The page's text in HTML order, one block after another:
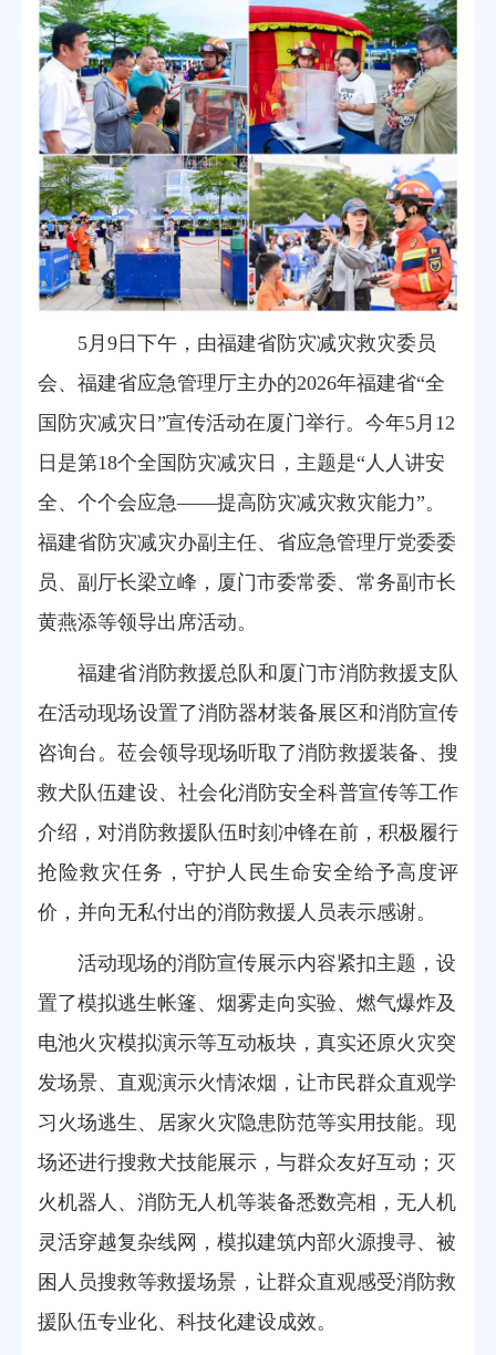
5月9日下午，由福建省防灾减灾救灾委员
会、福建省应急管理厅主办的2026年福建省“全
国防灾减灾日”宣传活动在厦门举行。今年5月12
日是第18个全国防灾减灾日，主题是“人人讲安
全、个个会应急——提高防灾减灾救灾能力”。
福建省防灾减灾办副主任、省应急管理厅党委委
员、副厅长梁立峰，厦门市委常委、常务副市长
黄燕添等领导出席活动。
福建省消防救援总队和厦门市消防救援支队
在活动现场设置了消防器材装备展区和消防宣传
咨询台。莅会领导现场听取了消防救援装备、搜
救犬队伍建设、社会化消防安全科普宣传等工作
介绍，对消防救援队伍时刻冲锋在前，积极履行
抢险救灾任务，守护人民生命安全给予高度评
价，并向无私付出的消防救援人员表示感谢。
活动现场的消防宣传展示内容紧扣主题，设
置了模拟逃生帐篷、烟雾走向实验、燃气爆炸及
电池火灾模拟演示等互动板块，真实还原火灾突
发场景、直观演示火情浓烟，让市民群众直观学
习火场逃生、居家火灾隐患防范等实用技能。现
场还进行搜救犬技能展示，与群众友好互动；灭
火机器人、消防无人机等装备悉数亮相，无人机
灵活穿越复杂线网，模拟建筑内部火源搜寻、被
困人员搜救等救援场景，让群众直观感受消防救
援队伍专业化、科技化建设成效。